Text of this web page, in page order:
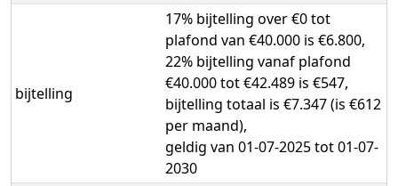
bijtelling
17% bijtelling over €0 tot
plafond van €40.000 is €6.800,
22% bijtelling vanaf plafond
€40.000 tot €42.489 is €547,
bijtelling totaal is €7.347 (is €612
per maand),
geldig van 01-07-2025 tot 01-07-
2030